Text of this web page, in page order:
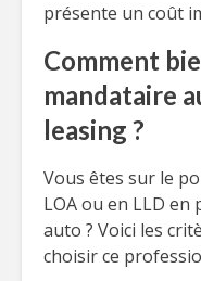
présente un coût
Comment
mandataire
leasing ?
Vous êtes sur le
LOA ou en LLD
auto ? Voici les
choisir ce